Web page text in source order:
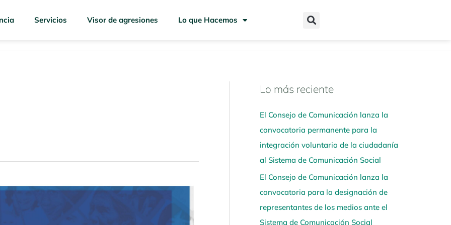
Servicios Visor de agresiones Lo que Hacemos
Lo más reciente
El Consejo de Comunicación lanza la
convocatoria permanente para la
integración voluntaria de la ciudadanía
al Sistema de Comunicación Social
El Consejo de Comunicación lanza la
convocatoria para la designación de
representantes de los medios ante el
Sistema de Comunicación Social
N
v
e
g
a
a
q
u